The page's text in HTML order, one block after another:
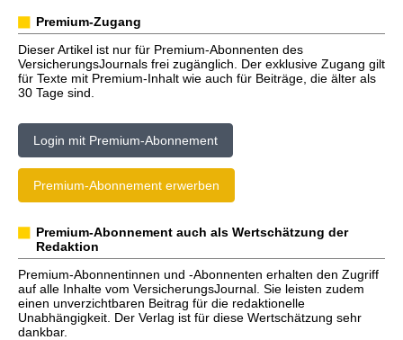
Premium-Zugang
Dieser Artikel ist nur für Premium-Abonnenten des
VersicherungsJournals frei zugänglich. Der exklusive Zugang gilt
für Texte mit Premium-Inhalt wie auch für Beiträge, die älter als
30 Tage sind.
Login mit Premium-Abonnement
Premium-Abonnement erwerben
Premium-Abonnement auch als Wertschätzung der
Redaktion
Premium-Abonnentinnen und -Abonnenten erhalten den Zugriff
auf alle Inhalte vom VersicherungsJournal. Sie leisten zudem
einen unverzichtbaren Beitrag für die redaktionelle
Unabhängigkeit. Der Verlag ist für diese Wertschätzung sehr
dankbar.